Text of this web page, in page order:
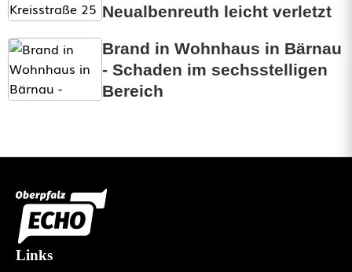
Neualbenreuth leicht verletzt
Brand in Wohnhaus in Bärnau
- Schaden im sechsstelligen
Bereich
Links